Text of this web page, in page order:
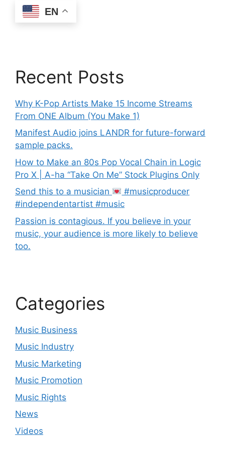
EN
Recent Posts
Why K-Pop Artists Make 15 Income Streams
From ONE Album (You Make 1)
Manifest Audio joins LANDR for future-forward
sample packs.
How to Make an 80s Pop Vocal Chain in Logic
Pro X | A-ha “Take On Me” Stock Plugins Only
Send this to a musician
#musicproducer
#independentartist #music
Passion is contagious. If you believe in your
music, your audience is more likely to believe
too.
Categories
Music Business
Music Industry
Music Marketing
Music Promotion
Music Rights
News
Videos